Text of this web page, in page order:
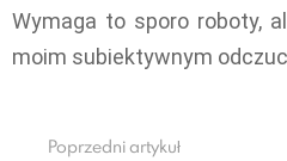
Wymaga to sporo roboty,
moim subiektywnym
Poprzedni artykuł